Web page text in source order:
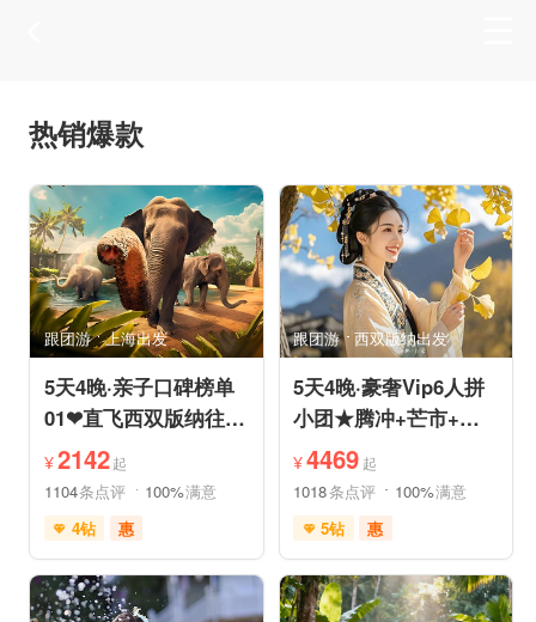
热销爆款
跟团游 上海出发
5天4晚·亲子口碑榜单
01❤直飞西双版纳往返
机票❤拼小团轻奢0购
物纯玩
¥2142起
1104条点评 100%满意
4钻
惠
免费接送机
充足自由时间
品质游
美食享受
摄影之旅
跟团游 西双版纳出发
5天4晚·豪奢Vip6人拼
小团★腾冲+芒市+瑞
丽★直飞往返轻松旅途
¥4469 起
1018条点评 100%满意
5钻
惠
充足自由时间
免费接送机
品质游
祈福之旅
赏花之旅